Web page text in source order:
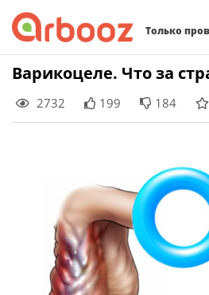
Только
Skip
content
Варикоцеле. Что за
2732 199 184
Найти: